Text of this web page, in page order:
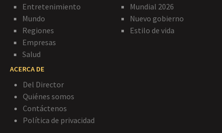
Entretenimiento
Mundo
Regiones
Empresas
Salud
Mundial 2026
Nuevo gobierno
Estilo de vida
ACERCA DE
Del Director
Quiénes somos
Contáctenos
Política de privacidad